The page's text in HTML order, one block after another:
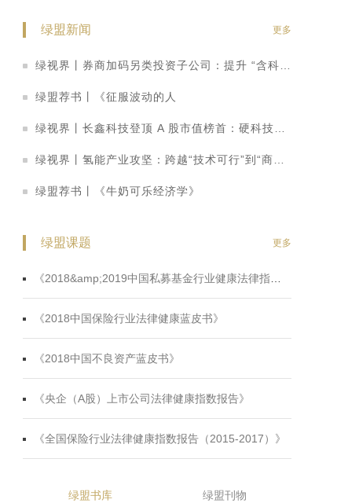
绿盟新闻 更多
绿视界丨券商加码另类投资子公司：提升 “含科量” 打造科创金融转型新路径
绿盟荐书丨《征服波动的人
绿视界丨长鑫科技登顶 A 股市值榜首：硬科技崛起重塑 A 股价值投资逻辑
绿视界丨氢能产业攻坚：跨越“技术可行”到“商业可行”的成本关
绿盟荐书丨《牛奶可乐经济学》
绿盟课题 更多
《2018&amp;2019中国私募基金行业健康法律指数蓝皮书》
《2018中国保险行业法律健康蓝皮书》
《2018中国不良资产蓝皮书》
《央企（A股）上市公司法律健康指数报告》
《全国保险行业法律健康指数报告（2015-2017）》
绿盟书库 绿盟刊物